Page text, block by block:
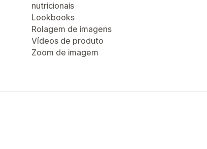
nutricionais
Lookbooks
Rolagem de imagens
Vídeos de produto
Zoom de imagem